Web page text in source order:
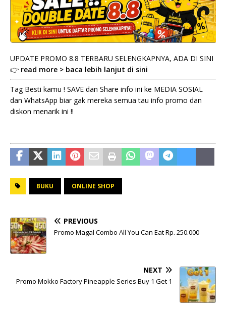
UPDATE PROMO 8.8 TERBARU SELENGKAPNYA, ADA DI SINI
👉 read more > baca lebih lanjut di sini
Tag Besti kamu ! SAVE dan Share info ini ke MEDIA SOSIAL
dan WhatsApp biar gak mereka semua tau info promo dan
diskon menarik ini !!
BUKU ONLINE SHOP
PREVIOUS
Promo Magal Combo All You Can Eat Rp. 250.000
NEXT
Promo Mokko Factory Pineapple Series Buy 1 Get 1